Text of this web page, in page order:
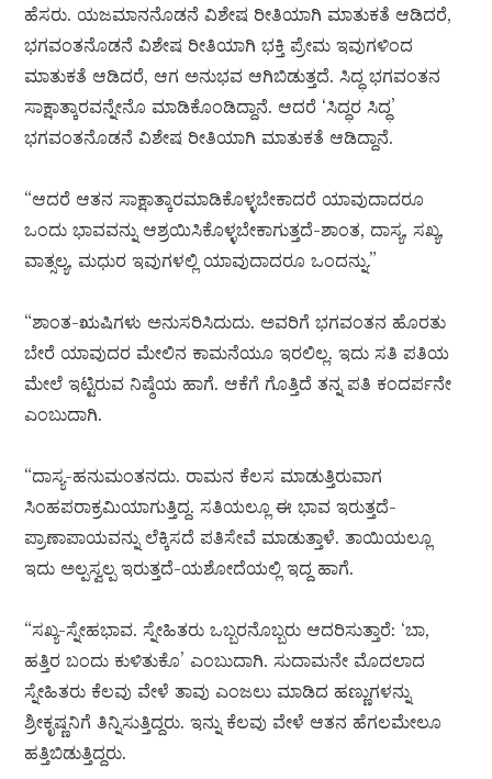
ಹೆಸರು. ಯಜಮಾನನೊಡನೆ ವಿಶೇಷ ರೀತಿಯಾಗಿ ಮಾತುಕತೆ ಆಡಿದರೆ,
ಭಗವಂತನೊಡನೆ ವಿಶೇಷ ರೀತಿಯಾಗಿ ಭಕ್ತಿ ಪ್ರೇಮ ಇವುಗಳಿಂದ
ಮಾತುಕತೆ ಆಡಿದರೆ, ಆಗ ಅನುಭವ ಆಗಿಬಿಡುತ್ತದೆ. ಸಿದ್ಧ ಭಗವಂತನ
ಸಾಕ್ಷಾತ್ಕಾರವನ್ನೇನೊ ಮಾಡಿಕೊಂಡಿದ್ದಾನೆ. ಆದರೆ ‘ಸಿದ್ಧರ ಸಿದ್ಧ’
ಭಗವಂತನೊಡನೆ ವಿಶೇಷ ರೀತಿಯಾಗಿ ಮಾತುಕತೆ ಆಡಿದ್ದಾನೆ.
“ಆದರೆ ಆತನ ಸಾಕ್ಷಾತ್ಕಾರಮಾಡಿಕೊಳ್ಳಬೇಕಾದರೆ ಯಾವುದಾದರೂ
ಒಂದು ಭಾವವನ್ನು ಆಶ್ರಯಿಸಿಕೊಳ್ಳಬೇಕಾಗುತ್ತದೆ-ಶಾಂತ, ದಾಸ್ಯ, ಸಖ್ಯ,
ವಾತ್ಸಲ್ಯ, ಮಧುರ ಇವುಗಳಲ್ಲಿ ಯಾವುದಾದರೂ ಒಂದನ್ನು.”
“ಶಾಂತ-ಋಷಿಗಳು ಅನುಸರಿಸಿದುದು. ಅವರಿಗೆ ಭಗವಂತನ ಹೊರತು
ಬೇರೆ ಯಾವುದರ ಮೇಲಿನ ಕಾಮನೆಯೂ ಇರಲಿಲ್ಲ. ಇದು ಸತಿ ಪತಿಯ
ಮೇಲೆ ಇಟ್ಟಿರುವ ನಿಷ್ಠೆಯ ಹಾಗೆ. ಆಕೆಗೆ ಗೊತ್ತಿದೆ ತನ್ನ ಪತಿ ಕಂದರ್ಪನೇ
ಎಂಬುದಾಗಿ.
“ದಾಸ್ಯ-ಹನುಮಂತನದು. ರಾಮನ ಕೆಲಸ ಮಾಡುತ್ತಿರುವಾಗ
ಸಿಂಹಪರಾಕ್ರಮಿಯಾಗುತ್ತಿದ್ದ. ಸತಿಯಲ್ಲೂ ಈ ಭಾವ ಇರುತ್ತದೆ-
ಪ್ರಾಣಾಪಾಯವನ್ನು ಲೆಕ್ಕಿಸದೆ ಪತಿಸೇವೆ ಮಾಡುತ್ತಾಳೆ. ತಾಯಿಯಲ್ಲೂ
ಇದು ಅಲ್ಪಸ್ವಲ್ಪ ಇರುತ್ತದೆ-ಯಶೋದೆಯಲ್ಲಿ ಇದ್ದ ಹಾಗೆ.
“ಸಖ್ಯ-ಸ್ನೇಹಭಾವ. ಸ್ನೇಹಿತರು ಒಬ್ಬರನೊಬ್ಬರು ಆದರಿಸುತ್ತಾರೆ: ‘ಬಾ,
ಹತ್ತಿರ ಬಂದು ಕುಳಿತುಕೊ’ ಎಂಬುದಾಗಿ. ಸುದಾಮನೇ ಮೊದಲಾದ
ಸ್ನೇಹಿತರು ಕೆಲವು ವೇಳೆ ತಾವು ಎಂಜಲು ಮಾಡಿದ ಹಣ್ಣುಗಳನ್ನು
ಶ್ರೀಕೃಷ್ಣನಿಗೆ ತಿನ್ನಿಸುತ್ತಿದ್ದರು. ಇನ್ನು ಕೆಲವು ವೇಳೆ ಆತನ ಹೆಗಲಮೇಲೂ
ಹತ್ತಿಬಿಡುತ್ತಿದ್ದರು.